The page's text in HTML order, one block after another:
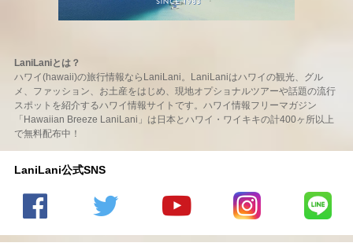
LaniLaniとは？
ハワイ(hawaii)の旅行情報ならLaniLani。LaniLaniはハワイの観光、グル
メ、ファッション、お土産をはじめ、現地オプショナルツアーや話題の流行
スポットを紹介するハワイ情報サイトです。ハワイ情報フリーマガジン
「Hawaiian Breeze LaniLani」は日本とハワイ・ワイキキの計400ヶ所以上
で無料配布中！
LaniLani公式SNS
の
のtwitter
の
LaniLani
LaniLani